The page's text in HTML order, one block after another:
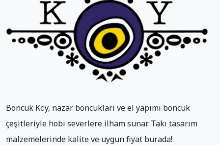
Boncuk Köy, nazar boncukları ve el yapımı boncuk
çeşitleriyle hobi severlere ilham sunar. Takı tasarım
malzemelerinde kalite ve uygun fiyat burada!